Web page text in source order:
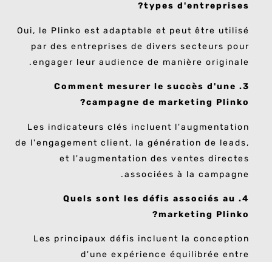
types d'entreprises?
Oui, le Plinko est adaptable et peut être utilisé
par des entreprises de divers secteurs pour
engager leur audience de manière originale.
3. Comment mesurer le succès d'une
campagne de marketing Plinko?
Les indicateurs clés incluent l'augmentation
de l'engagement client, la génération de leads,
et l'augmentation des ventes directes
associées à la campagne.
4. Quels sont les défis associés au
marketing Plinko?
Les principaux défis incluent la conception
d'une expérience équilibrée entre